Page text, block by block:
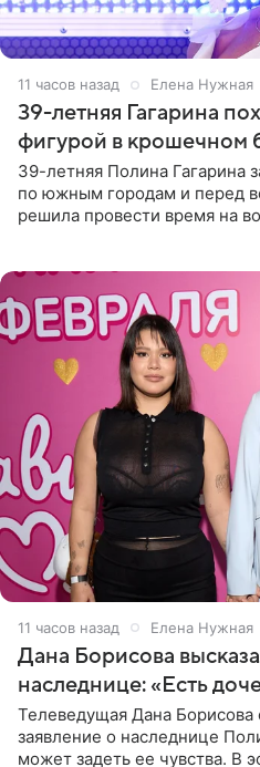
11 часов назад Елена Нужная
39-летняя Гагарина
фигурой в крошечном
39-летняя Полина Гагарина
по южным городам и перед
решила провести время на
11 часов назад Елена Нужная
Дана Борисова
наследнице: «Есть
Телеведущая Дана
заявление о наследнице
может задеть ее чувства. В